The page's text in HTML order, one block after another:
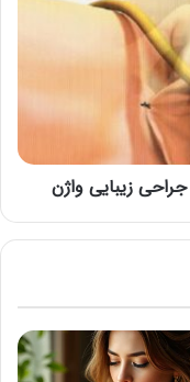
زیبایی واژن